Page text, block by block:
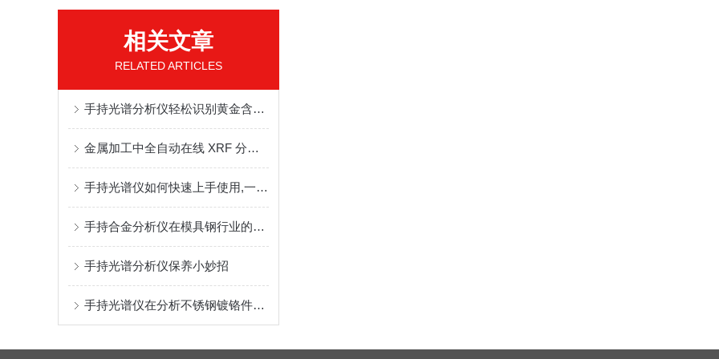
相关文章
RELATED ARTICLES
手持光谱分析仪轻松识别黄金含量成分,打破黄金市场辨伪难题
金属加工中全自动在线 XRF 分钢仪的核心应用
手持光谱仪如何快速上手使用,一篇文章教会你
手持合金分析仪在模具钢行业的检测优势
手持光谱分析仪保养小妙招
手持光谱仪在分析不锈钢镀铬件中的技术优势